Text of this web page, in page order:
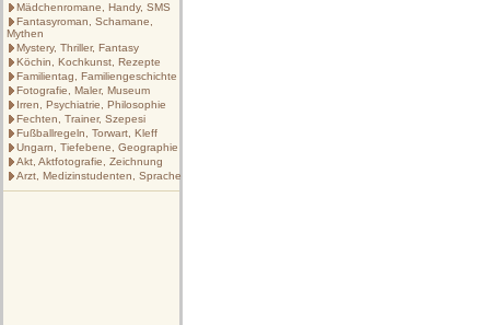
Mädchenromane, Handy, SMS
Fantasyroman, Schamane,
Mythen
Mystery, Thriller, Fantasy
Köchin, Kochkunst, Rezepte
Familientag, Familiengeschichte
Fotografie, Maler, Museum
Irren, Psychiatrie, Philosophie
Fechten, Trainer, Szepesi
Fußballregeln, Torwart, Kleff
Ungarn, Tiefebene, Geographie
Akt, Aktfotografie, Zeichnung
Arzt, Medizinstudenten, Sprache